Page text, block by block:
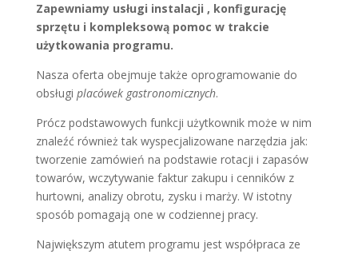
Zapewniamy usługi instalacji , konfigurację
sprzętu i kompleksową pomoc w trakcie
użytkowania programu.
Nasza oferta obejmuje także oprogramowanie do
obsługi placówek gastronomicznych.
Prócz podstawowych funkcji użytkownik może w nim
znaleźć również tak wyspecjalizowane narzędzia jak:
tworzenie zamówień na podstawie rotacji i zapasów
towarów, wczytywanie faktur zakupu i cenników z
hurtowni, analizy obrotu, zysku i marży. W istotny
sposób pomagają one w codziennej pracy.
Największym atutem programu jest współpraca ze